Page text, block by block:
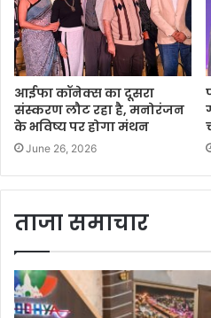
आईफा कॉनेक्स का दूसरा
संस्करण लौट रहा है, मनोरंजन
के भविष्य पर होगा मंथन
June 26, 2026
ताजा समाचार